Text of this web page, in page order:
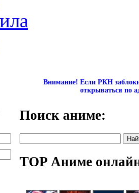
Внимание! Если РКН
открываться по
Поиск аниме:
TOP Аниме